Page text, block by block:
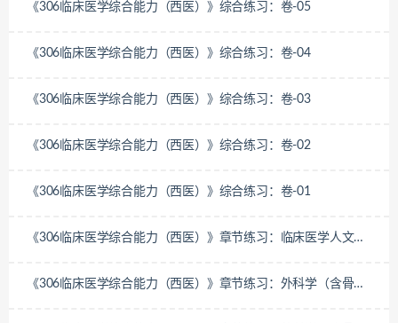
《306临床医学综合能力（西医）》综合练习：卷-05
《306临床医学综合能力（西医）》综合练习：卷-04
《306临床医学综合能力（西医）》综合练习：卷-03
《306临床医学综合能力（西医）》综合练习：卷-02
《306临床医学综合能力（西医）》综合练习：卷-01
《306临床医学综合能力（西医）》章节练习：临床医学人文精
《306临床医学综合能力（西医）》章节练习：外科学（含骨科